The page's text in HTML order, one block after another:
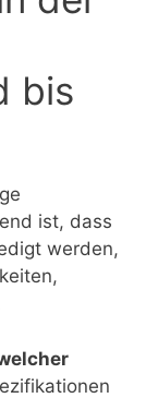
bis
ist, dass
werden,